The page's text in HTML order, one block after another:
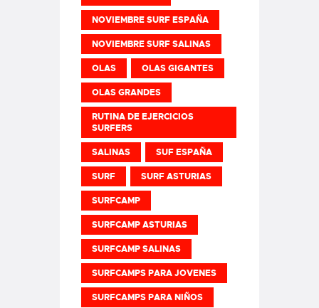
NOVIEMBRE SURF ESPAÑA
NOVIEMBRE SURF SALINAS
OLAS OLAS GIGANTES
OLAS GRANDES
RUTINA DE EJERCICIOS
SURFERS
SALINAS SUF ESPAÑA
SURF SURF ASTURIAS
SURFCAMP
SURFCAMP ASTURIAS
SURFCAMP SALINAS
SURFCAMPS PARA JOVENES
SURFCAMPS PARA NIÑOS